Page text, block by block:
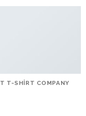
T-SHIRT COMPANY